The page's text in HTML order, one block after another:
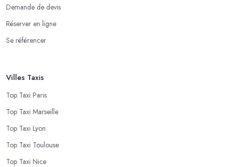
Demande de devis
Réserver en ligne
Se référencer
Villes Taxis
Top Taxi Paris
Top Taxi Marseille
Top Taxi Lyon
Top Taxi Toulouse
Top Taxi Nice